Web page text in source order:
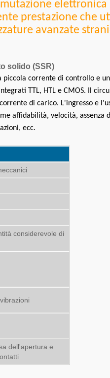
elettronica
prestazione che
avanzate
solido (SSR)
piccola corrente di controllo e
TTL, HTL e CMOS. Il
di carico. L'ingresso e
affidabilità, velocità, assenza
ecc.
considerevole di
dell'apertura e